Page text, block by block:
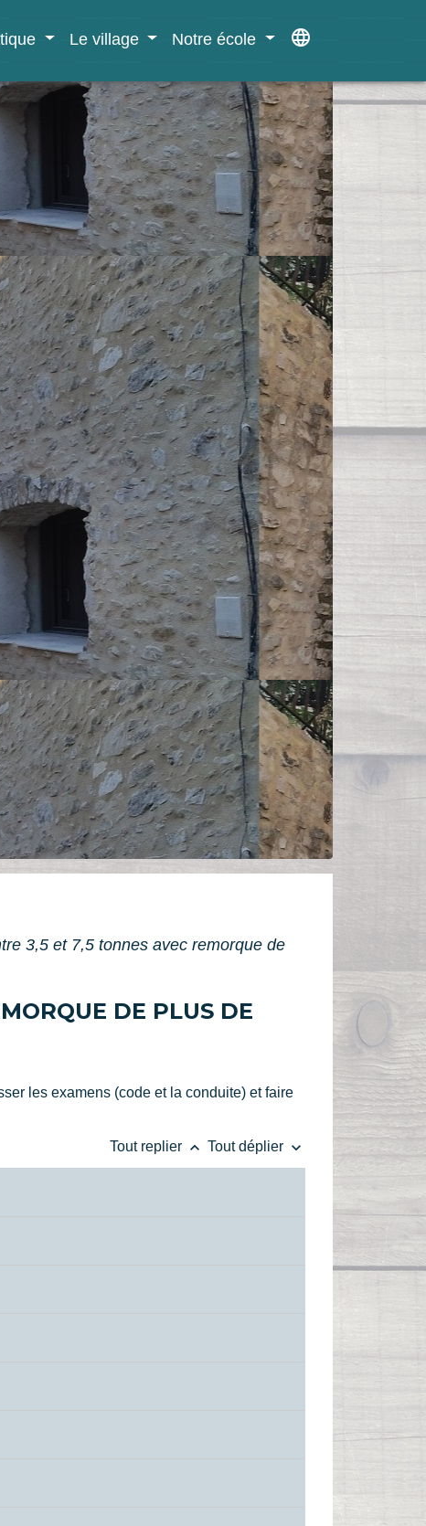
Le village Notre école language
3,5 et 7,5 tonnes avec remorque de
DE PLUS DE
les examens (code et la conduite) et faire
Tout replier keyboard_arrow_up Tout déplier keyboard_arrow_down